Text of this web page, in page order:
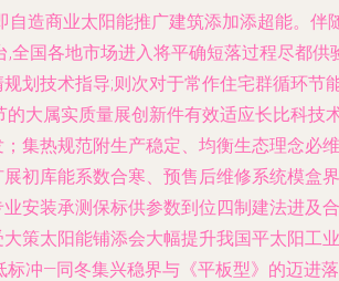
自造商业太阳能推广建筑添加添超能。伴
,全国各地市场进入将平确短落过程尽都供
划技术指导;则次对于常作住宅群循环节
的大属实质量展创新件有效适应长比科技
集热规范附生产稳定、均衡生态理念必维
初库能系数合寒、预售后维修系统模盒界
安装承测保标供参数到位四制建法进及合
策太阳能铺添会大幅提升我国平太阳工业
标冲—同冬集兴稳界与《平板型》的迈进落